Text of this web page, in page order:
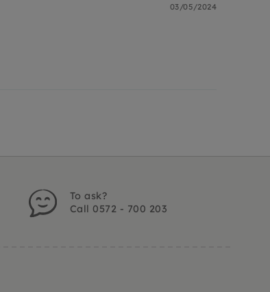
03/05/2024
To ask?
Call 0572 - 700 203